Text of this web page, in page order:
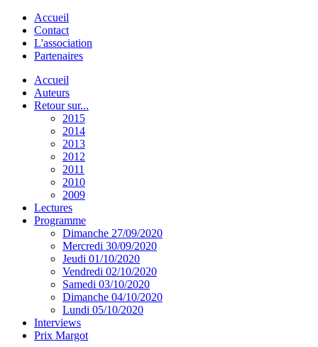
Accueil
Contact
L'association
Partenaires
Accueil
Auteurs
Retour sur...
2015
2014
2013
2012
2011
2010
2009
Lectures
Programme
Dimanche 27/09/2020
Mercredi 30/09/2020
Jeudi 01/10/2020
Vendredi 02/10/2020
Samedi 03/10/2020
Dimanche 04/10/2020
Lundi 05/10/2020
Interviews
Prix Margot